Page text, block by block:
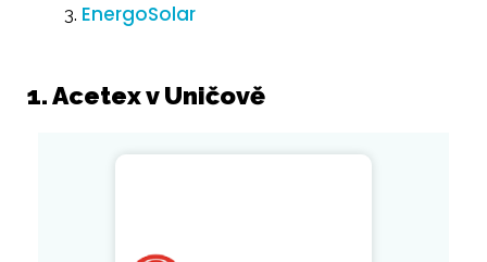
EnergoSolar
1. Acetex v Uničově